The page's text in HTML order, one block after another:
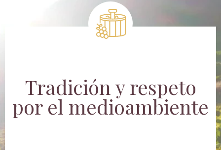
Tradición y respeto
por el medioambiente